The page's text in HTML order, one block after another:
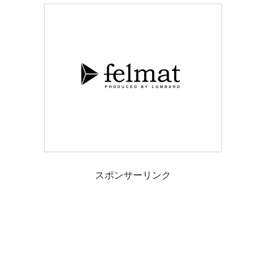
スポンサーリンク